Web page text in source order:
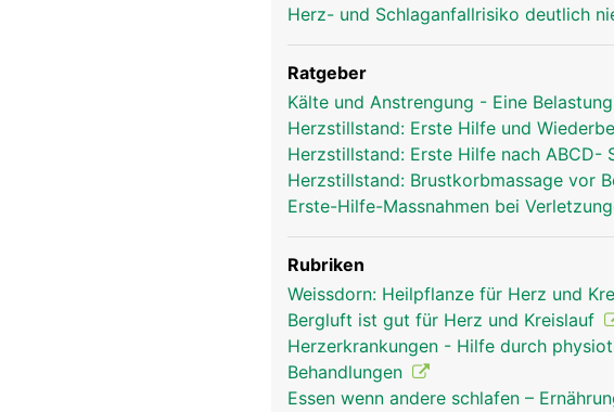
Herz- und Schlaganfallrisiko deutlich
Ratgeber
Kälte und Anstrengung - Eine
Herzstillstand: Erste Hilfe und
Herzstillstand: Erste Hilfe nach ABCD-
Herzstillstand: Brustkorbmassage vor
Erste-Hilfe-Massnahmen bei
Rubriken
Weissdorn: Heilpflanze für Herz und
Bergluft ist gut für Herz und Kreislauf
Herzerkrankungen - Hilfe durch
Behandlungen
Essen wenn andere schlafen –